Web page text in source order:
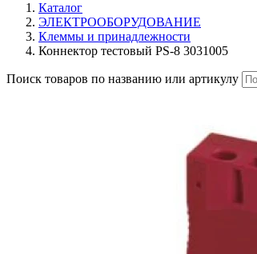
Каталог
ЭЛЕКТРООБОРУДОВАНИЕ
Клеммы и принадлежности
Коннектор тестовый PS-8 3031005
Поиск товаров по названию или артикулу